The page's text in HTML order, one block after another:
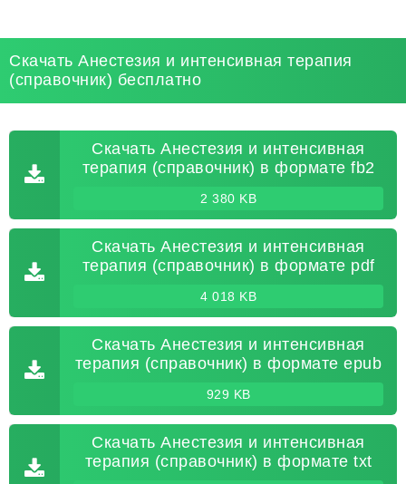
Скачать Анестезия и интенсивная терапия
(справочник) бесплатно
Скачать Анестезия и интенсивная
терапия (справочник) в формате fb2
2 380 KB
Скачать Анестезия и интенсивная
терапия (справочник) в формате pdf
4 018 KB
Скачать Анестезия и интенсивная
терапия (справочник) в формате epub
929 KB
Скачать Анестезия и интенсивная
терапия (справочник) в формате txt